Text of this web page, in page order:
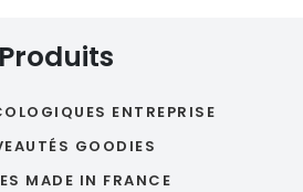
Produits
ENTREPRISE
GOODIES
MADE IN FRANCE